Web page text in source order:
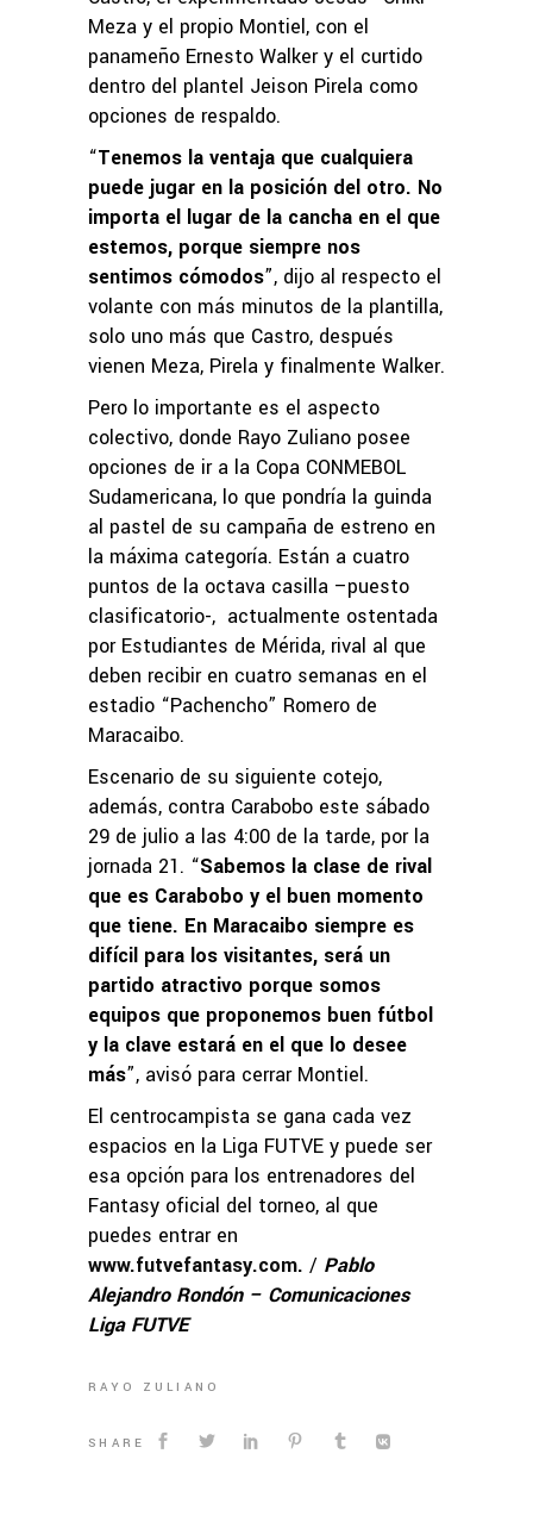
Meza y el propio Montiel, con el
panameño Ernesto Walker y el curtido
dentro del plantel Jeison Pirela como
opciones de respaldo.
“Tenemos la ventaja que cualquiera
puede jugar en la posición del otro. No
importa el lugar de la cancha en el que
estemos, porque siempre nos
sentimos cómodos”, dijo al respecto el
volante con más minutos de la plantilla,
solo uno más que Castro, después
vienen Meza, Pirela y finalmente Walker.
Pero lo importante es el aspecto
colectivo, donde Rayo Zuliano posee
opciones de ir a la Copa CONMEBOL
Sudamericana, lo que pondría la guinda
al pastel de su campaña de estreno en
la máxima categoría. Están a cuatro
puntos de la octava casilla –puesto
clasificatorio-, actualmente ostentada
por Estudiantes de Mérida, rival al que
deben recibir en cuatro semanas en el
estadio “Pachencho” Romero de
Maracaibo.
Escenario de su siguiente cotejo,
además, contra Carabobo este sábado
29 de julio a las 4:00 de la tarde, por la
jornada 21. “Sabemos la clase de rival
que es Carabobo y el buen momento
que tiene. En Maracaibo siempre es
difícil para los visitantes, será un
partido atractivo porque somos
equipos que proponemos buen fútbol
y la clave estará en el que lo desee
más”, avisó para cerrar Montiel.
El centrocampista se gana cada vez
espacios en la Liga FUTVE y puede ser
esa opción para los entrenadores del
Fantasy oficial del torneo, al que
puedes entrar en
www.futvefantasy.com. / Pablo
Alejandro Rondón – Comunicaciones
Liga FUTVE
RAYO ZULIANO
SHARE